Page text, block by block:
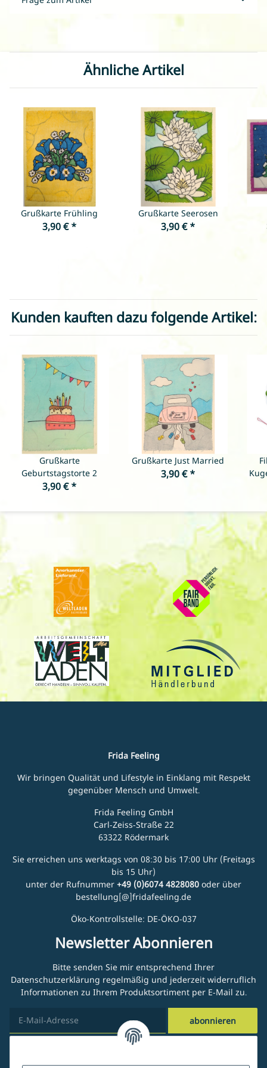
Ähnliche Artikel
Grußkarte Frühling
3,90 €*
Grußkarte Seerosen
3,90 €*
Kunden kauften dazu folgende Artikel:
Grußkarte
Geburtstagstorte 2
3,90 €*
Grußkarte Just Married
3,90 €*
Frida Feeling
Wir bringen Qualität und Lifestyle in Einklang mit Respekt
gegenüber Mensch und Umwelt.
Frida Feeling GmbH
Carl-Zeiss-Straße 22
63322 Rödermark
Sie erreichen uns werktags von 08:30 bis 17:00 Uhr (Freitags
bis 15 Uhr)
unter der Rufnummer +49 (0)6074 4828080 oder über
bestellung[@]fridafeeling.de
Öko-Kontrollstelle: DE-ÖKO-037
Newsletter Abonnieren
Bitte senden Sie mir entsprechend Ihrer
Datenschutzerklärung regelmäßig und jederzeit widerruflich
Informationen zu Ihrem Produktsortiment per E-Mail zu.
abonnieren